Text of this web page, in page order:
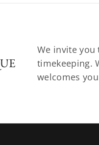
We invite
timekeeping.
welcomes